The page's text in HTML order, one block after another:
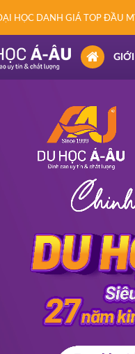
HỌC DANH GIÁ TOP ĐẦU